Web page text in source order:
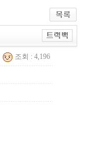
조회 : 4,196